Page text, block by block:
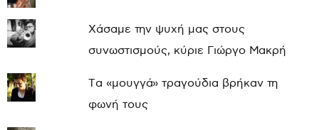
Χάσαμε την ψυχή μας στους
συνωστισμούς, κύριε Γιώργο Μακρή
Τα «μουγγά» τραγούδια βρήκαν τη
φωνή τους